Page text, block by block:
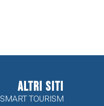
ALTRI SITI
SMART TOURISM